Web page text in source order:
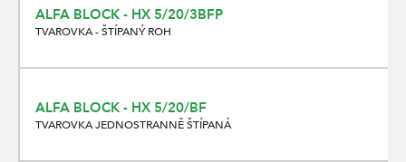
ALFA BLOCK - HX 5/20/3BFP
TVAROVKA - ŠTÍPANÝ ROH
ALFA BLOCK - HX 5/20/BF
TVAROVKA JEDNOSTRANNĚ ŠTÍPANÁ